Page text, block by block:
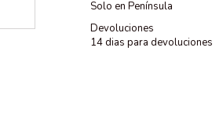
Solo en Península
Devoluciones
14 dias para devoluciones